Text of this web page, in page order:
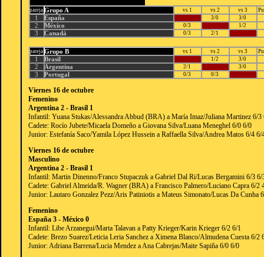
pareja Grupo A vs 1 vs 2 vs 3
1 España 3/0 3/0
2 México 0/3 1/2
3 Canadá 0/3 2/1
pareja Grupo B vs 1 vs 2 vs 3
1 Brasil 1/2 3/0
2 Argentina 2/1 3/0
3 Portugal 0/3 0/3
Viernes 16 de octubre
Femenino
Argentina 2 - Brasil 1
Infantil: Yuana Stukas/Alessandra Abbud (BRA) a María Imaz/Juliana Martinez 6/3
Cadete: Rocío Jubete/Micaela Domeño a Giovana Silva/Luana Meneghel 6/0 6/0
Junior: Estefanía Saco/Yamila López Hussein a Raffaella Silva/Andrea Matos 6/4 6/
Viernes 16 de octubre
Masculino
Argentina 2 - Brasil 1
Infantil: Martin Dinenno/Franco Stupaczuk a Gabriel Dal Ri/Lucas Bergamini 6/3 6/
Cadete: Gabriel Almeida/R. Wagner (BRA) a Francisco Palmero/Luciano Capra 6/2
Junior: Lautaro Gonzalez Pezz/Aris Patiniotis a Mateus Simonato/Lucas Da Cunha
Femenino
España 3 - México 0
Infantil: Libe Arzanegui/Marta Talavan a Patty Krieger/Karin Krieger 6/2 6/1
Cadete: Brezo Suarez/Leticia Leria Sanchez a Ximena Blanco/Almudena Cuesta 6/2
Junior: Adriana Barrena/Lucia Mendez a Ana Cabrejas/Maite Sapiña 6/0 6/0